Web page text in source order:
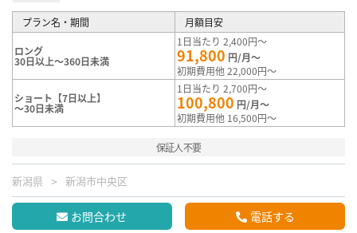
プラン名・期間 月額目安
ロング
30日以上～360日未満
1日当たり 2,400円～
91,800 円/月～
初期費用他 22,000円～
ショート【7日以上】
～30日未満
1日当たり 2,700円～
100,800 円/月～
初期費用他 16,500円～
保証人不要
新潟県 新潟市中央区
お問合わせ 電話する